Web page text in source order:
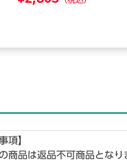
項】
商品は返品不可商品となり